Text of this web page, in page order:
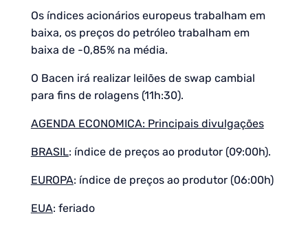
Os índices acionários europeus trabalham em
baixa, os preços do petróleo trabalham em
baixa de -0,85% na média.
O Bacen irá realizar leilões de swap cambial
para fins de rolagens (11h:30).
AGENDA ECONOMICA: Principais divulgações
BRASIL: índice de preços ao produtor (09:00h).
EUROPA: índice de preços ao produtor (06:00h)
EUA: feriado